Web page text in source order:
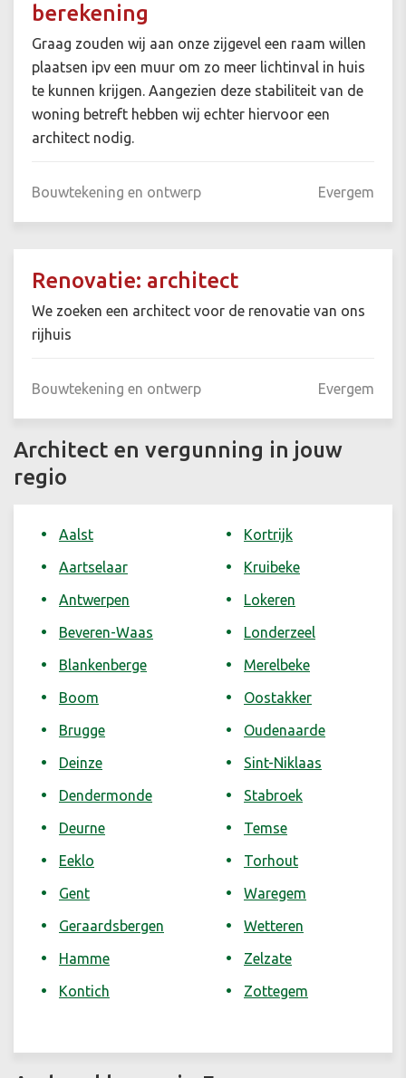
berekening
Graag zouden wij aan onze zijgevel een raam willen
plaatsen ipv een muur om zo meer lichtinval in huis
te kunnen krijgen. Aangezien deze stabiliteit van de
woning betreft hebben wij echter hiervoor een
architect nodig.
Bouwtekening en ontwerp Evergem
Renovatie: architect
We zoeken een architect voor de renovatie van ons
rijhuis
Bouwtekening en ontwerp Evergem
Architect en vergunning in jouw
regio
Aalst
Aartselaar
Antwerpen
Beveren-Waas
Blankenberge
Boom
Brugge
Deinze
Dendermonde
Deurne
Eeklo
Gent
Geraardsbergen
Hamme
Kontich
Kortrijk
Kruibeke
Lokeren
Londerzeel
Merelbeke
Oostakker
Oudenaarde
Sint-Niklaas
Stabroek
Temse
Torhout
Waregem
Wetteren
Zelzate
Zottegem